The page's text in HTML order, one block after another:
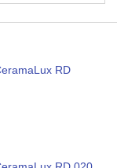
RD